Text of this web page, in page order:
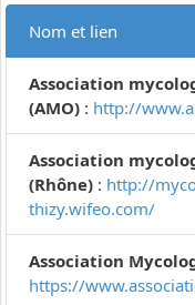
Nom et lien
Association
(AMO) : http://
Association
(Rhône) : http://
thizy.wifeo.com/
Association
https://